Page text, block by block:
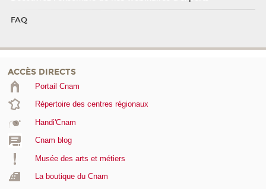
FAQ
ACCÈS DIRECTS
Portail Cnam
Répertoire des centres régionaux
Handi'Cnam
Cnam blog
Musée des arts et métiers
La boutique du Cnam